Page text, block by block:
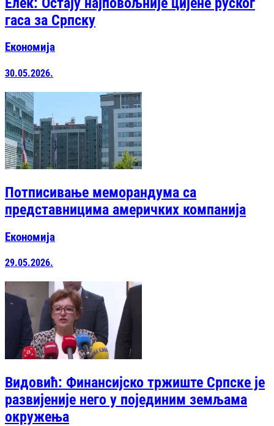
гаса за Српску
Економија
30.05.2026.
Потписивање меморандума са
представницима америчких компанија
Економија
29.05.2026.
Видовић: Финансијско тржиште Српске је
развијеније него у појединим земљама
окружења